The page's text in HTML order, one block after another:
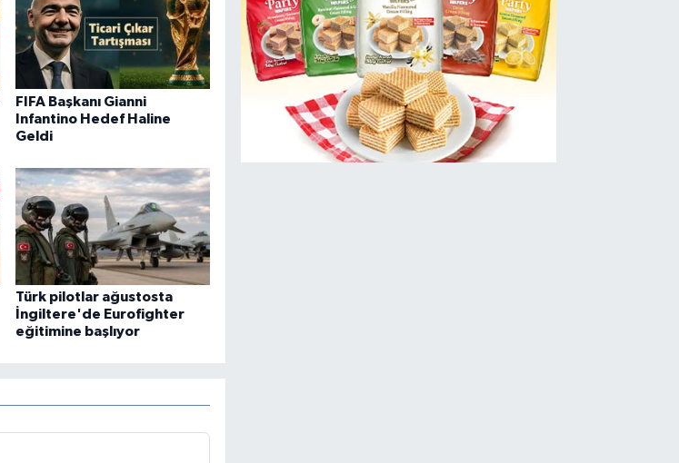
FIFA Başkanı Gianni
Infantino Hedef Haline
Geldi
Türk pilotlar ağustosta
İngiltere'de Eurofighter
eğitimine başlıyor